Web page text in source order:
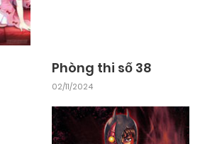
Phòng thi số 38
02/11/2024